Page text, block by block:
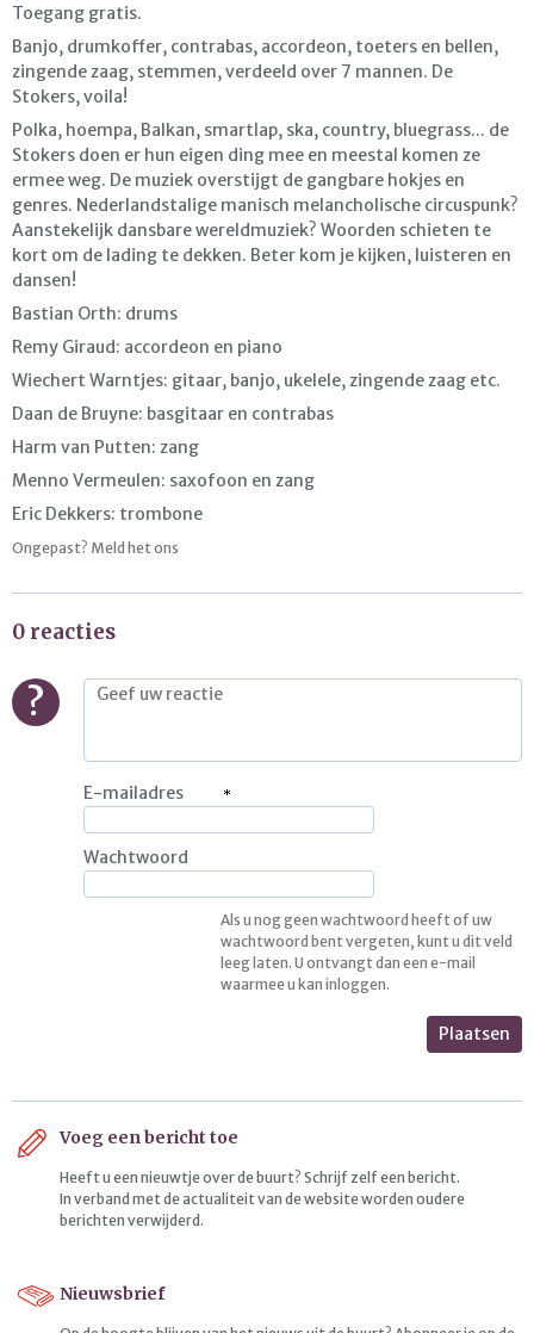
Toegang gratis.
Banjo, drumkoffer, contrabas, accordeon, toeters en bellen,
zingende zaag, stemmen, verdeeld over 7 mannen. De
Stokers, voila!
Polka, hoempa, Balkan, smartlap, ska, country, bluegrass... de
Stokers doen er hun eigen ding mee en meestal komen ze
ermee weg. De muziek overstijgt de gangbare hokjes en
genres. Nederlandstalige manisch melancholische circuspunk?
Aanstekelijk dansbare wereldmuziek? Woorden schieten te
kort om de lading te dekken. Beter kom je kijken, luisteren en
dansen!
Bastian Orth: drums
Remy Giraud: accordeon en piano
Wiechert Warntjes: gitaar, banjo, ukelele, zingende zaag etc.
Daan de Bruyne: basgitaar en contrabas
Harm van Putten: zang
Menno Vermeulen: saxofoon en zang
Eric Dekkers: trombone
Ongepast? Meld het ons
0 reacties
?
E-mailadres
Wachtwoord
Als u nog geen wachtwoord heeft of uw
wachtwoord bent vergeten, kunt u dit veld
leeg laten. U ontvangt dan een e-mail
waarmee u kan inloggen.
Plaatsen
Voeg een bericht toe
Heeft u een nieuwtje over de buurt? Schrijf zelf een bericht.
In verband met de actualiteit van de website worden oudere
berichten verwijderd.
Nieuwsbrief